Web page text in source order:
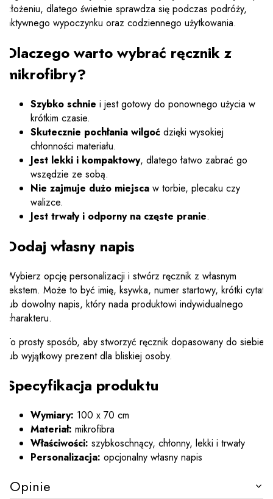
złożeniu, dlatego świetnie sprawdza się podczas podróży,
aktywnego wypoczynku oraz codziennego użytkowania.
Dlaczego warto wybrać ręcznik z
mikrofibry?
Szybko schnie i jest gotowy do ponownego użycia w
krótkim czasie.
Skutecznie pochłania wilgoć dzięki wysokiej
chłonności materiału.
Jest lekki i kompaktowy, dlatego łatwo zabrać go
wszędzie ze sobą.
Nie zajmuje dużo miejsca w torbie, plecaku czy
walizce.
Jest trwały i odporny na częste pranie.
Dodaj własny napis
Wybierz opcję personalizacji i stwórz ręcznik z własnym
tekstem. Może to być imię, ksywka, numer startowy, krótki cytat
lub dowolny napis, który nada produktowi indywidualnego
charakteru.
To prosty sposób, aby stworzyć ręcznik dopasowany do siebie
lub wyjątkowy prezent dla bliskiej osoby.
Specyfikacja produktu
Wymiary: 100 x 70 cm
Materiał: mikrofibra
Właściwości: szybkoschnący, chłonny, lekki i trwały
Personalizacja: opcjonalny własny napis
Opinie